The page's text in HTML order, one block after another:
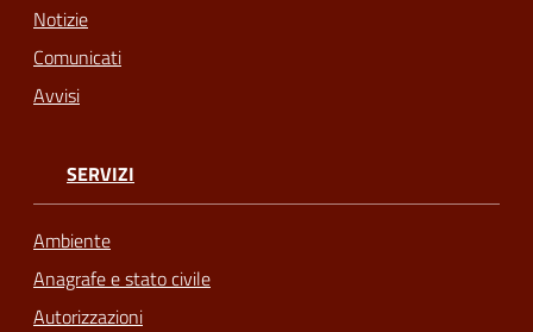
Notizie
Comunicati
Avvisi
SERVIZI
Ambiente
Anagrafe e stato civile
Autorizzazioni